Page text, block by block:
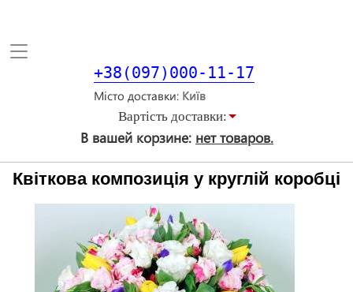
Toggle
+38(097)000-11-17
Місто доставки
Вартiсть доставки:
В вашей корзине: нет товаров.
Квіткова композиція у круглій коробці